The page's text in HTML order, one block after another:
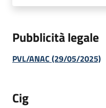
Pubblicità legale
PVL/ANAC (29/05/2025)
Cig